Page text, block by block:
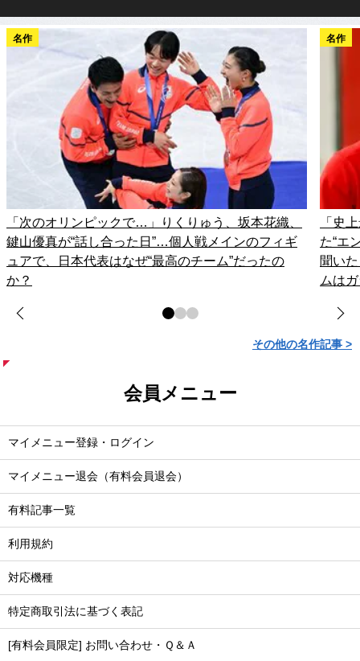
名作
「次のオリンピックで…」りくりゅう、坂本花織、
鍵山優真が“話し合った日”…個人戦メインのフィギ
ュアで、日本代表はなぜ“最高のチーム”だったの
か？
名作
「史
た“エ
聞い
ムは
その他の名作記事 >
会員メニュー
マイメニュー登録・ログイン
マイメニュー退会（有料会員退会）
有料記事一覧
利用規約
対応機種
特定商取引法に基づく表記
[有料会員限定] お問い合わせ・Ｑ＆Ａ